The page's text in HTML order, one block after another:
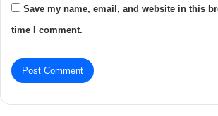
Save my name, email, and website in this
time I comment.